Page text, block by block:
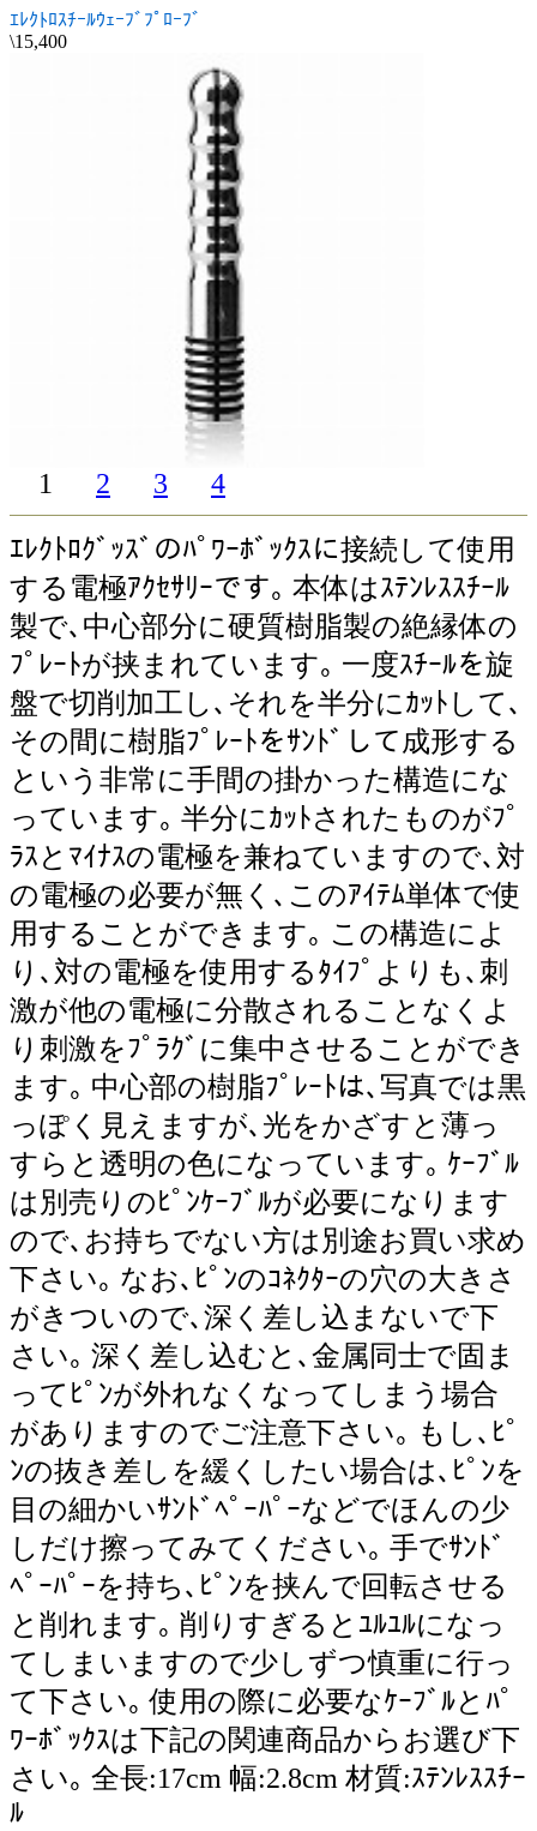
ｴﾚｸﾄﾛｽﾁｰﾙｳｪｰﾌﾞﾌﾟﾛｰﾌﾞ
\15,400
1 2 3 4
ｴﾚｸﾄﾛｸﾞｯｽﾞのﾊﾟﾜｰﾎﾞｯｸｽに接続して使用
する電極ｱｸｾｻﾘｰです｡ 本体はｽﾃﾝﾚｽｽﾁｰﾙ
製で､中心部分に硬質樹脂製の絶縁体の
ﾌﾟﾚｰﾄが挟まれています｡ 一度ｽﾁｰﾙを旋
盤で切削加工し､それを半分にｶｯﾄして､
その間に樹脂ﾌﾟﾚｰﾄをｻﾝﾄﾞして成形する
という非常に手間の掛かった構造にな
っています｡ 半分にｶｯﾄされたものがﾌﾟ
ﾗｽとﾏｲﾅｽの電極を兼ねていますので､対
の電極の必要が無く､このｱｲﾃﾑ単体で使
用することができます｡ この構造によ
り､対の電極を使用するﾀｲﾌﾟよりも､刺
激が他の電極に分散されることなくよ
り刺激をﾌﾟﾗｸﾞに集中させることができ
ます｡ 中心部の樹脂ﾌﾟﾚｰﾄは､写真では黒
っぽく見えますが､光をかざすと薄っ
すらと透明の色になっています｡ ｹｰﾌﾞﾙ
は別売りのﾋﾟﾝｹｰﾌﾞﾙが必要になります
ので､お持ちでない方は別途お買い求め
下さい｡ なお､ﾋﾟﾝのｺﾈｸﾀｰの穴の大きさ
がきついので､深く差し込まないで下
さい｡ 深く差し込むと､金属同士で固ま
ってﾋﾟﾝが外れなくなってしまう場合
がありますのでご注意下さい｡ もし､ﾋﾟ
ﾝの抜き差しを緩くしたい場合は､ﾋﾟﾝを
目の細かいｻﾝﾄﾞﾍﾟｰﾊﾟｰなどでほんの少
しだけ擦ってみてください｡ 手でｻﾝﾄﾞ
ﾍﾟｰﾊﾟｰを持ち､ﾋﾟﾝを挟んで回転させる
と削れます｡ 削りすぎるとﾕﾙﾕﾙになっ
てしまいますので少しずつ慎重に行っ
て下さい｡ 使用の際に必要なｹｰﾌﾞﾙとﾊﾟ
ﾜｰﾎﾞｯｸｽは下記の関連商品からお選び下
さい｡ 全長:17cm 幅:2.8cm 材質:ｽﾃﾝﾚｽｽﾁｰ
ﾙ